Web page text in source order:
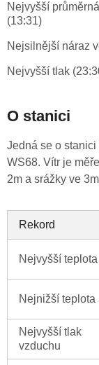
Nejvyšší
(13:31)
Nejsilnější náraz
Nejvyšší tlak
O stanici
Jedná se o
WS68. Vítr je
2m a srážky ve
Rekord
Nejvyšší teplota
Nejnižší teplota
Nejvyšší tlak
vzduchu